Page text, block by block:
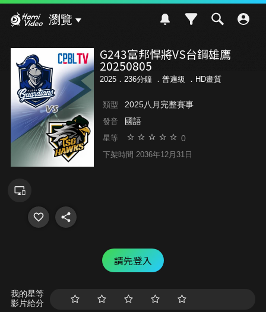
瀏覽
G243富邦悍將VS台鋼雄鷹
20250805
2025．236分鐘 ． 普遍級 ．HD畫質
類型 2025八月完整賽事
發音 國語
星等 0
下架時間 2036年12月31日
請先登入
我的星等
影片給分